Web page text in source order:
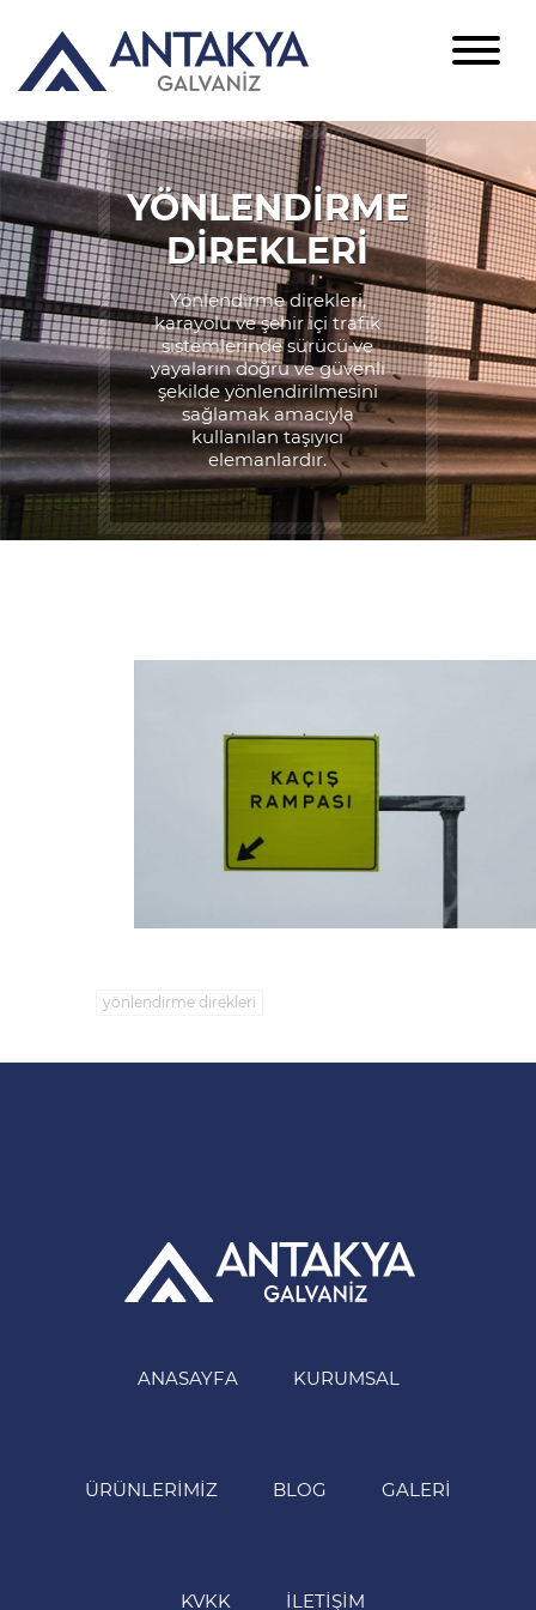
YÖNLENDİRME
DİREKLERİ
Yönlendirme direkleri,
karayolu ve şehir içi trafik
sistemlerinde sürücü ve
yayaların doğru ve güvenli
şekilde yönlendirilmesini
sağlamak amacıyla
kullanılan taşıyıcı
elemanlardır.
yönlendirme direkleri
ANASAYFA KURUMSAL
ÜRÜNLERIMIZ BLOG GALERI
KVKK İLETIŞIM